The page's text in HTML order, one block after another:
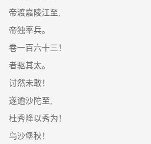
帝渡嘉陵江至,
帝独率兵。
卷一百六十三！
者驱其太。
讨然未敢！
遂逾沙陀至,
杜秀降以秀为！
乌沙堡秋！